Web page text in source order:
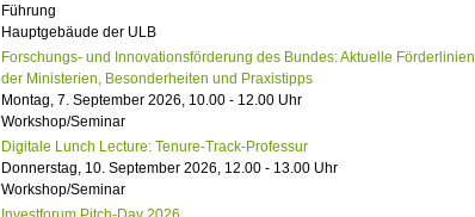
Führung
Hauptgebäude der ULB
Forschungs- und Innovationsförderung des Bundes: Aktuelle Förderlinien
der Ministerien, Besonderheiten und Praxistipps
Montag, 7. September 2026, 10.00 - 12.00 Uhr
Workshop/Seminar
Digitale Lunch Lecture: Tenure-Track-Professur
Donnerstag, 10. September 2026, 12.00 - 13.00 Uhr
Workshop/Seminar